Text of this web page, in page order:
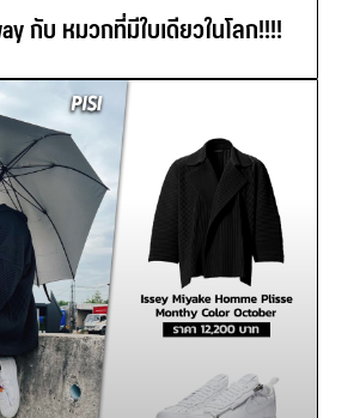
กับ หมวกที่มีใบเดียวในโลก!!!!